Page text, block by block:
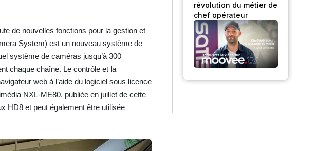
de nouvelles fonctions pour la gestion et
System) est un nouveau système de
système de caméras jusqu’à 300
chaque chaîne. Le contrôle et la
web à l’aide du logiciel sous licence
NXL-ME80, publiée en juillet de cette
HD8 et peut également être utilisée
révolution du métier de
chef opérateur